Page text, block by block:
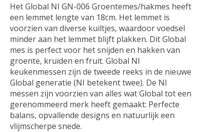
Het Global NI GN-006 Groentemes/hakmes heeft
een lemmet lengte van 18cm. Het lemmet is
voorzien van diverse kuiltjes, waardoor voedsel
minder aan het lemmet blijft plakken. Dit Global
mes is perfect voor het snijden en hakken van
groente, kruiden en fruit. Global NI
keukenmessen zijn de tweede reeks in de nieuwe
Global generatie (NI betekent twee). De NI
messen zijn voorzien van alles wat Global tot een
gerenommeerd merk heeft gemaakt: Perfecte
balans, opvallende designs en natuurlijk een
vlijmscherpe snede.